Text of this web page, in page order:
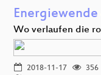
Wo verlaufen die
2018-11-17
356